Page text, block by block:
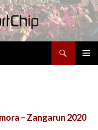
– Zangarun 2020